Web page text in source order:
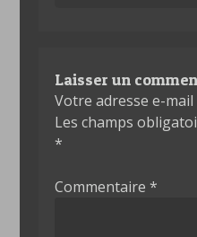
Laisser un
Votre adresse e-
Les champs
*
Commentaire *